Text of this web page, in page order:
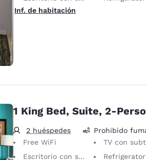
Inf. de habitación
1 King Bed, Suite, 2-
2 huéspedes
Prohibido
Free WiFi
TV con
Escritorio con silla ergonómica
Refrigerator